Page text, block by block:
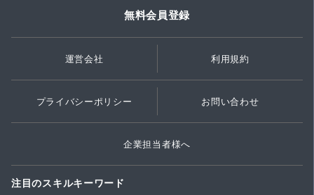
無料会員登録
運営会社 利用規約
プライバシーポリシー お問い合わせ
企業担当者様へ
注目のスキルキーワード